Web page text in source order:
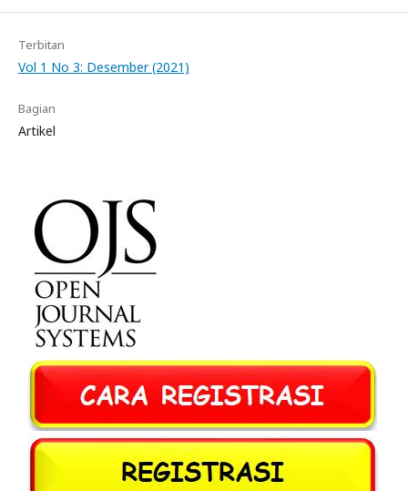
Terbitan
Vol 1 No 3: Desember (2021)
Bagian
Artikel